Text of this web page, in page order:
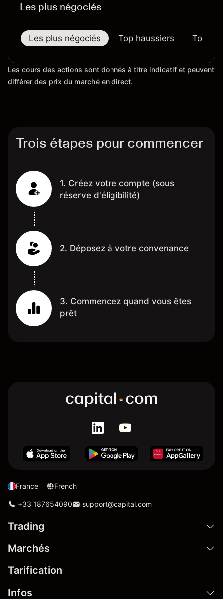
Les plus négociés
Les plus négociés Top haussiers Top
Les cours des actions sont donnés à titre indicatif et peuvent
différer des prix du marché en direct.
Trois étapes pour commencer
1. Créez votre compte (sous
réserve d'éligibilité)
2. Déposez à votre convenance
3. Commencez quand vous êtes
prêt
France French
+33 187654090 support@capital.com
Trading
Marchés
Tarification
Infos